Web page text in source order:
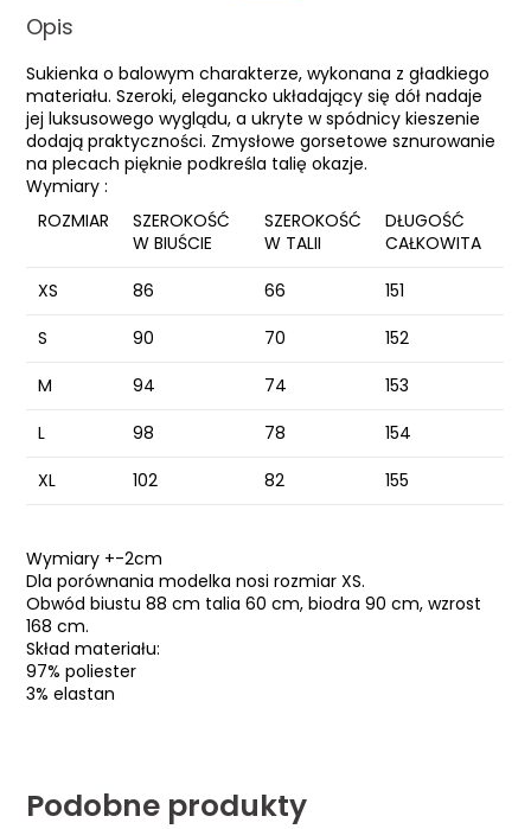
Opis
Sukienka o balowym charakterze, wykonana z gładkiego
materiału. Szeroki, elegancko układający się dół nadaje
jej luksusowego wyglądu, a ukryte w spódnicy kieszenie
dodają praktyczności. Zmysłowe gorsetowe sznurowanie
na plecach pięknie podkreśla talię okazje.
Wymiary :
ROZMIAR
SZEROKOŚĆ
W BIUŚCIE
SZEROKOŚĆ
W TALII
DŁUGOŚĆ
CAŁKOWITA
XS
86 66
151
S
90 70
152
M
94 74
153
L
98 78
154
XL
102 82 155
Wymiary +-2cm
Dla porównania modelka nosi rozmiar XS.
Obwód biustu 88 cm talia 60 cm, biodra 90 cm, wzrost
168 cm.
Skład materiału:
97% poliester
3% elastan
Podobne produkty